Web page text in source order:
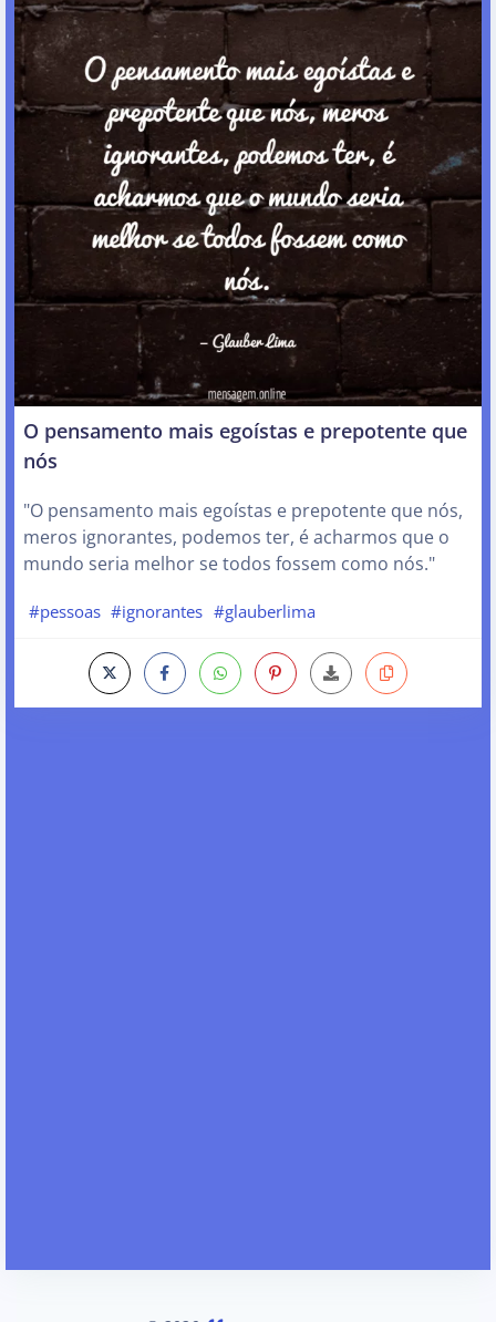
O pensamento mais egoístas e prepotente que
nós
"O pensamento mais egoístas e prepotente que nós,
meros ignorantes, podemos ter, é acharmos que o
mundo seria melhor se todos fossem como nós."
#pessoas #ignorantes #glauberlima